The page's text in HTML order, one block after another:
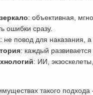
: объективная,
ошибки сразу.
: не повод для наказания, а
: каждый
: ИИ,
такого подхода